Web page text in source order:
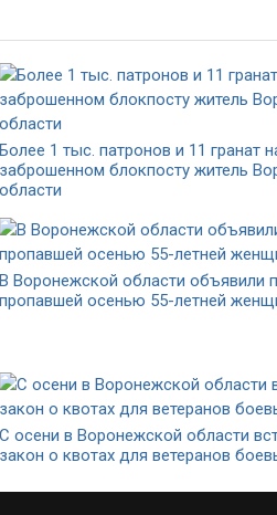
Более 1 тыс. патронов и 11 гранат
заброшенном блокпосту житель
области
В Воронежской области объявили
пропавшей осенью 55-летней
С осени в Воронежской области
закон о квотах для ветеранов